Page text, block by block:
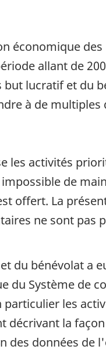
économique
allant de
lucratif et du
à de
les activités
de
offert. La
ne sont pas
du bénévolat a
du Système de
les
décrivant la
des données de